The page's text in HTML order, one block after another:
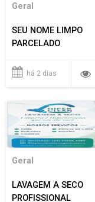
Geral
SEU NOME LIMPO
PARCELADO
há 2 dias
Geral
LAVAGEM A SECO
PROFISSIONAL